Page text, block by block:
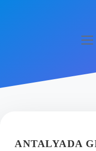
Hakkımızda
ANTALYADA